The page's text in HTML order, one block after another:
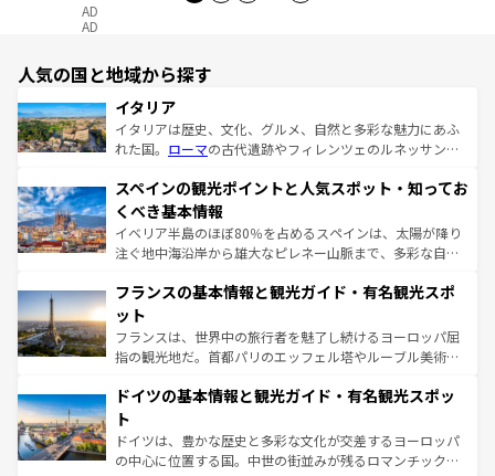
AD
AD
人気の国と地域から探す
イタリア
イタリアは歴史、文化、グルメ、自然と多彩な魅力にあふ
れた国。 ローマの古代遺跡やフィレンツェのルネッサンス
ろん、トスカーナの美しい田園風景やアマルフィ海岸の絶
景など、自然景観も見逃せない。観光の合間には、本場の
ピザやパスタなど、絶品のイタリア料理を堪能することも
できる。朝目覚めてから夜眠るまで、すべての瞬間を楽し
なお、新着のイタリア情報はコンテンツ一覧を参照してほ
しい。
スペインの観光ポイントと人気スポット・知ってお
くべき基本情報
イベリア半島のほぼ80％を占めるスペインは、太陽が降り
注ぐ地中海沿岸から雄大なピレネー山脈まで、多彩な自然
文化が根付くこの国では、情熱的なフラメンコ、熱気あふ
れる闘牛、そして美味しいタパスが生活の一部となってい
る。首都マドリードの洗練された雰囲気や、バルセロナの
アートに溢れた街角から、地方では古代ローマ遺跡や中世
せる。地方によって風土や気候が異なるスペインはその個
ンテンツ一覧 を参照してほしい。
フランスの基本情報と観光ガイド・有名観光スポ
ット
フランスは、世界中の旅行者を魅了し続けるヨーロッパ屈
指の観光地だ。首都パリのエッフェル塔やルーブル美術館
で、幅広い魅力が詰まっている。華麗な宮殿、歴史的な大
聖堂、美しいビーチ、そして豊かな自然が、訪れる者を心
から魅了する。また、フランスは美食の国としても知ら
れ、フランス料理はユネスコ無形文化遺産にも登録されて
ドイツの基本情報と観光ガイド・有名観光スポッ
ト
ドイツは、豊かな歴史と多彩な文化が交差するヨーロッパ
の中心に位置する国。中世の街並みが残るロマンチック街